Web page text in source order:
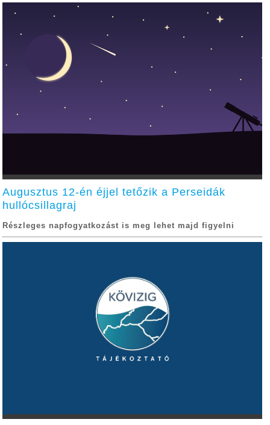
Augusztus 12-én éjjel tetőzik a Perseidák
hullócsillagraj
Részleges napfogyatkozást is meg lehet majd figyelni